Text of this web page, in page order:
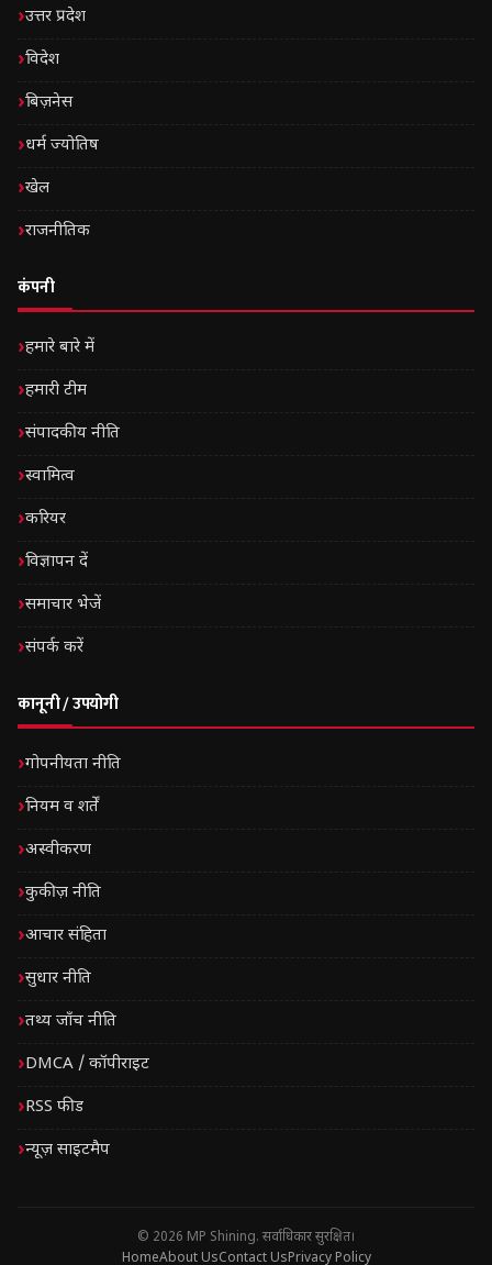
उत्तर प्रदेश
विदेश
बिज़नेस
धर्म ज्योतिष
खेल
राजनीतिक
कंपनी
हमारे बारे में
हमारी टीम
संपादकीय नीति
स्वामित्व
करियर
विज्ञापन दें
समाचार भेजें
संपर्क करें
कानूनी / उपयोगी
गोपनीयता नीति
नियम व शर्तें
अस्वीकरण
कुकीज़ नीति
आचार संहिता
सुधार नीति
तथ्य जाँच नीति
DMCA / कॉपीराइट
RSS फीड
न्यूज़ साइटमैप
© 2026 MP Shining. सर्वाधिकार सुरक्षित।
HomeAbout UsContact UsPrivacy Policy